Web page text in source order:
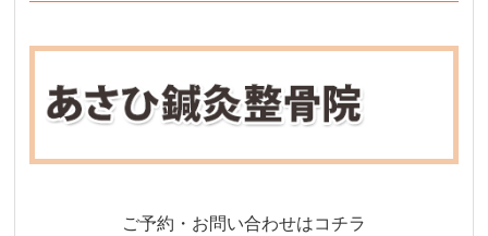
ご予約・お問い合わせはコチラ